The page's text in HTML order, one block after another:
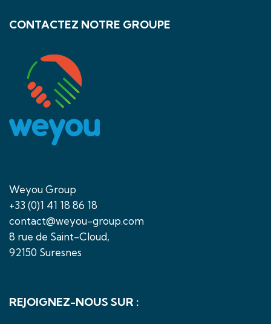
CONTACTEZ NOTRE GROUPE
Weyou Group
+33 (0)1 41 18 86 18
contact@weyou-group.com
8 rue de Saint-Cloud,
92150 Suresnes
REJOIGNEZ-NOUS SUR :